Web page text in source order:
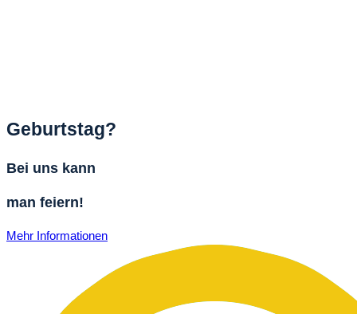
Geburtstag?
Bei uns kann
man feiern!
Mehr Informationen